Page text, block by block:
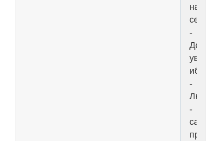
на
сексе
-
ибо
-
-
самое